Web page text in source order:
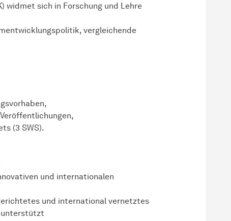
widmet sich in Forschung und Lehre
vergleichende
(3 SWS).
und internationalen
und international vernetztes
unterstützt